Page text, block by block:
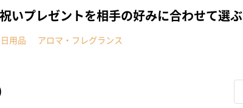
いプレゼントを相手の好みに合わせて選ぶ
用品 アロマ・フレグランス